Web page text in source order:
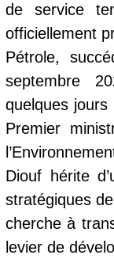
de service
officiellement
Pétrole,
septembre
quelques
Premier
Diouf hérite
stratégiques
cherche à
levier de